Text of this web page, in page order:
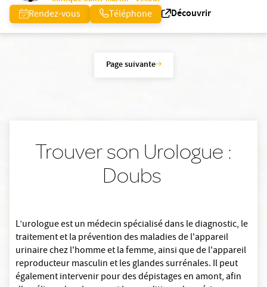
Rendez-vous Téléphone Découvrir
Page suivante
Trouver son Urologue :
Doubs
L’urologue est un médecin spécialisé dans le diagnostic, le
traitement et la prévention des maladies de l'appareil
urinaire chez l'homme et la femme, ainsi que de l'appareil
reproducteur masculin et les glandes surrénales. Il peut
également intervenir pour des dépistages en amont, afin